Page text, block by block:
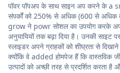
पॉवर पॉपअप के साथ साइन अप करने के
संपर्कों को 250% से अधिक (600 से अधिक
grow ने powr सोशल का उपयोग करके
अनुयायियों तक बढ़ा दिया है। उनकी
स्लाइडर अपने ग्राहकों को शीघ्रता से
क्योंकि वे added होमपेज हैं कि वास्तविक
उत्पादों को अच्छी तरह से प्रदर्शित करता